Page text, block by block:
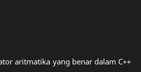
aritmatika yang benar dalam C++